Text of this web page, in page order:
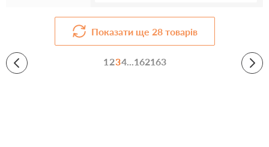
Показати ще 28товарів
1 234...162163